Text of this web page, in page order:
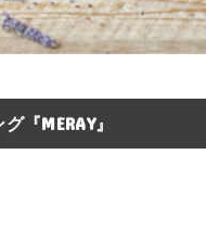
『MERAY』